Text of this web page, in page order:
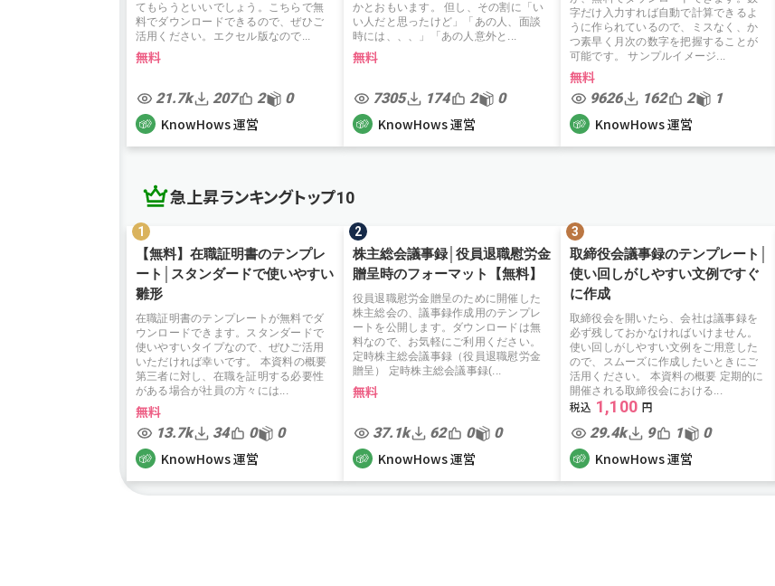
てもらうといいでしょう。こちらで無
料でダウンロードできるので、ぜひご
活用ください。エクセル版なので...
無料
21.7k 207 2 0
KnowHows 運営
かとおもいます。 但し、その割に「い
い人だと思ったけど」「あの人、面談
時には、、、」「あの人意外と...
無料
7305 174 2 0
KnowHows 運営
字だけ入力すれば自動で計算できるよ
うに作られているので、ミスなく、か
つ素早く月次の数字を把握することが
可能です。 サンプルイメージ...
無料
9626 162 2 1
KnowHows 運営
急上昇ランキングトップ10
【無料】在職証明書のテンプレ
ート│スタンダードで使いやすい
雛形
在職証明書のテンプレートが無料でダ
ウンロードできます。スタンダードで
使いやすいタイプなので、ぜひご活用
いただければ幸いです。 本資料の概要
第三者に対し、在職を証明する必要性
がある場合が社員の方々には...
無料
13.7k 34 0 0
KnowHows 運営
株主総会議事録│役員退職慰労金
贈呈時のフォーマット【無料】
役員退職慰労金贈呈のために開催した
株主総会の、議事録作成用のテンプレ
ートを公開します。ダウンロードは無
料なので、お気軽にご利用ください。
定時株主総会議事録（役員退職慰労金
贈呈） 定時株主総会議事録(...
無料
37.1k 62 0 0
KnowHows 運営
取締役会議事録のテンプレート│
使い回しがしやすい文例ですぐ
に作成
取締役会を開いたら、会社は議事録を
必ず残しておかなければいけません。
使い回しがしやすい文例をご用意した
ので、スムーズに作成したいときにご
活用ください。 本資料の概要 定期的に
開催される取締役会における...
1,100
29.4k 9 1 0
KnowHows 運営